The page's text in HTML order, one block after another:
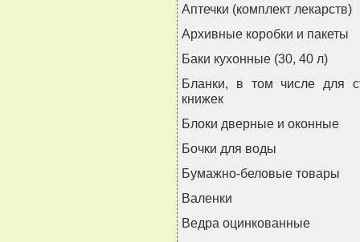
Аптечки (комплект лекарств)
Архивные коробки и пакеты
Баки кухонные (30, 40 л)
Бланки, в том числе для
книжек
Блоки дверные и оконные
Бочки для воды
Бумажно-беловые товары
Валенки
Ведра оцинкованные